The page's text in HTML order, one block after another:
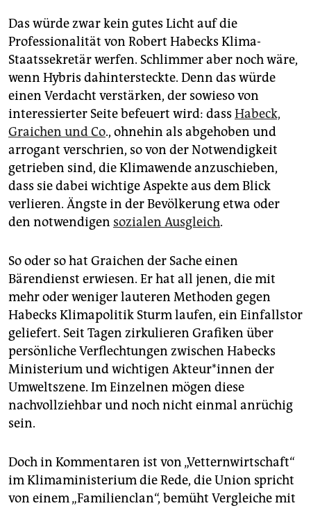
Das würde zwar kein gutes Licht auf die
Professionalität von Robert Habecks Klima-
Staatssekretär werfen. Schlimmer aber noch wäre,
wenn Hybris dahintersteckte. Denn das würde
einen Verdacht verstärken, der sowieso von
interessierter Seite befeuert wird: dass Habeck,
Graichen und Co., ohnehin als abgehoben und
arrogant verschrien, so von der Notwendigkeit
getrieben sind, die Klimawende anzuschieben,
dass sie dabei wichtige Aspekte aus dem Blick
verlieren. Ängste in der Bevölkerung etwa oder
den notwendigen sozialen Ausgleich.
So oder so hat Graichen der Sache einen
Bärendienst erwiesen. Er hat all jenen, die mit
mehr oder weniger lauteren Methoden gegen
Habecks Klimapolitik Sturm laufen, ein Einfallstor
geliefert. Seit Tagen zirkulieren Grafiken über
persönliche Verflechtungen zwischen Habecks
Ministerium und wichtigen Ak­teu­r*in­nen der
Umweltszene. Im Einzelnen mögen diese
nachvollziehbar und noch nicht einmal anrüchig
sein.
Doch in Kommentaren ist von „Vetternwirtschaft“
im Klimaministerium die Rede, die Union spricht
von einem „Familienclan“, bemüht Vergleiche mit